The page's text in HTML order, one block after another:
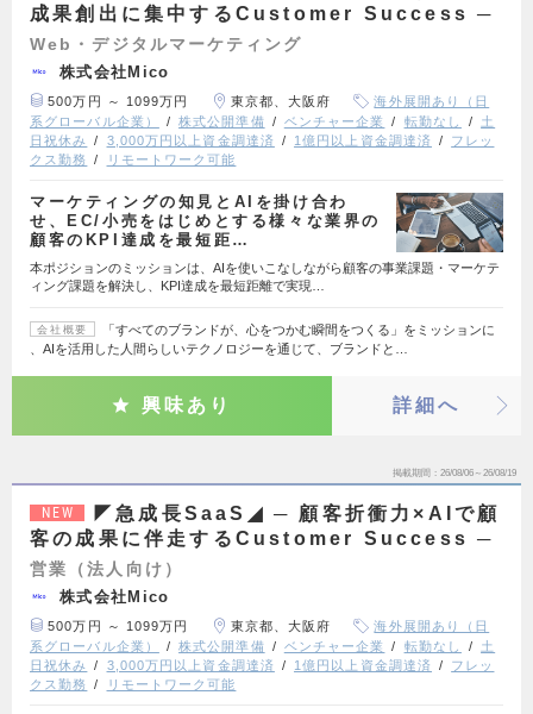
成果創出に集中するCustomer Success ─
Web・デジタルマーケティング
株式会社Mico
500万円 ～ 1099万円 東京都、大阪府
海外展開あり（日
系グローバル企業）
株式公開準備 ベンチャー企業 転勤なし
土
日祝休み
3,000万円以上資金調達済 1億円以上資金調達済
フレッ
クス勤務
リモートワーク可能
マーケティングの知見とAIを掛け合わ
せ、EC/小売をはじめとする様々な業界の
顧客のKPI達成を最短距…
本ポジションのミッションは、AIを使いこなしながら顧客の事業課題・マーケテ
ィング課題を解決し、KPI達成を最短距離で実現…
会社概要
「すべてのブランドが、心をつかむ瞬間をつくる」をミッションに
、AIを活用した人間らしいテクノロジーを通じて、ブランドと…
興味あり 詳細へ
掲載期間 26/08/06～26/08/19
NEW
◤急成長SaaS◢ ─ 顧客折衝力×AIで顧
客の成果に伴走するCustomer Success ─
営業（法人向け）
株式会社Mico
500万円 ～ 1099万円 東京都、大阪府
海外展開あり（日
系グローバル企業）
株式公開準備 ベンチャー企業 転勤なし
土
日祝休み
3,000万円以上資金調達済 1億円以上資金調達済
フレッ
クス勤務
リモートワーク可能